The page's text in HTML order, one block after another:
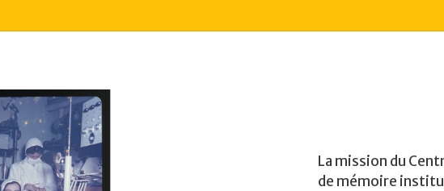
La mission du
de mémoire